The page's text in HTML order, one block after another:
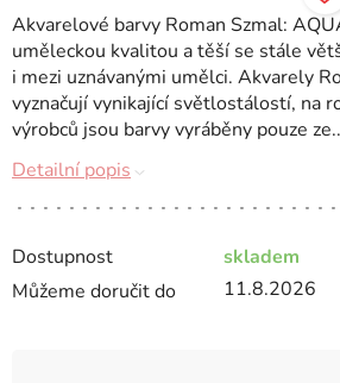
Dostupnost
skladem
Můžeme doručit do
11.8.2026
Akvarelové barvy Roman Szmal:
uměleckou kvalitou a těší se stále
i mezi uznávanými umělci. Akvarely
vyznačují vynikající světlostálostí, na
výrobců jsou barvy vyráběny pouze
Detailní popis